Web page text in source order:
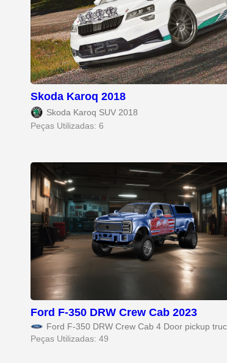
Skoda Karoq 2018
Skoda Karoq SUV 2018
Peças Utilizadas: 6
Ford F-350 DRW Crew Cab 2023
Ford F-350 DRW Crew Cab 4 Door pickup
Peças Utilizadas: 49